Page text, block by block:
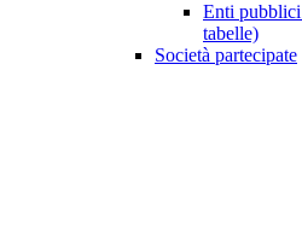
Enti
tabelle)
Società partecipate